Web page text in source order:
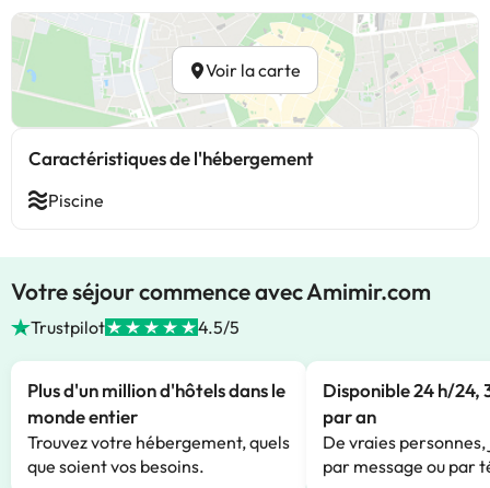
Voir la carte
Caractéristiques de l'hébergement
Piscine
Votre séjour commence avec Amimir.com
Trustpilot 4.5/5
Plus d'un million d'hôtels dans le
monde entier
Trouvez votre hébergement, quels
que soient vos besoins.
Disponible 24 h/24,
par an
De vraies
par message ou par